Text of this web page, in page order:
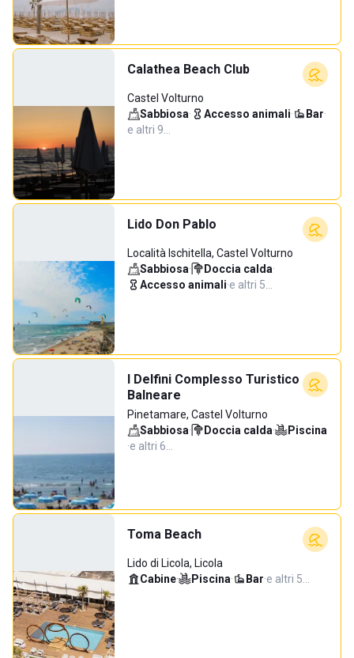
Calathea Beach Club
Castel Volturno
Sabbiosa· Accesso animali· Bar·
e altri 9…
Lido Don Pablo
Località Ischitella, Castel Volturno
Sabbiosa· Doccia calda·
Accesso animali·e altri 5…
I Delfini Complesso Turistico
Balneare
Pinetamare, Castel Volturno
Sabbiosa· Doccia calda·
Piscina
·e altri 6…
Toma Beach
Lido di Licola, Licola
Cabine· Piscina· Bar·e altri 5…